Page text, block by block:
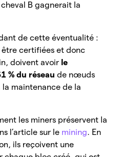
B gagnerait la
de cette éventualité :
certifiées et donc
doivent avoir le
% du réseau de nœuds
maintenance de la
les miners préservent la
l’article sur le mining. En
ils reçoivent une